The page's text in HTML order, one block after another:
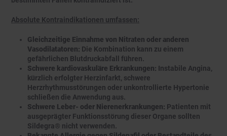
Absolute Kontraindikationen umfassen:
Gleichzeitige Einnahme von Nitraten oder anderen
Vasodilatatoren: Die Kombination kann zu einem
gefährlichen Blutdruckabfall führen.
Schwere kardiovaskuläre Erkrankungen: Instabile Angina,
kürzlich erfolgter Herzinfarkt, schwere
Herzrhythmusstörungen oder unkontrollierte Hypertonie
schließen die Anwendung aus.
Schwere Leber- oder Nierenerkrankungen: Patienten mit
ausgeprägter Funktionsstörung dieser Organe sollten
Sildegra® nicht verwenden.